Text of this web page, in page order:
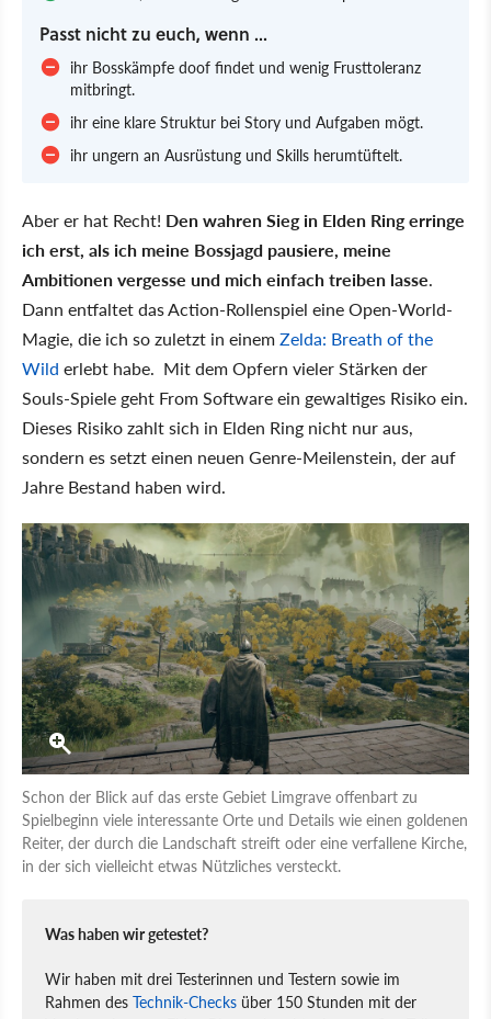
Passt nicht zu euch, wenn ...
ihr Bosskämpfe doof findet und wenig Frusttoleranz
mitbringt.
ihr eine klare Struktur bei Story und Aufgaben mögt.
ihr ungern an Ausrüstung und Skills herumtüftelt.
Aber er hat Recht! Den wahren Sieg in Elden Ring erringe
ich erst, als ich meine Bossjagd pausiere, meine
Ambitionen vergesse und mich einfach treiben lasse.
Dann entfaltet das Action-Rollenspiel eine Open-World-
Magie, die ich so zuletzt in einemZelda: Breath of the
Wild erlebt habe. Mit dem Opfern vieler Stärken der
Souls-Spiele geht From Software ein gewaltiges Risiko ein.
Dieses Risiko zahlt sich in Elden Ring nicht nur aus,
sondern es setzt einen neuen Genre-Meilenstein, der auf
Jahre Bestand haben wird.
Schon der Blick auf das erste Gebiet Limgrave offenbart zu
Spielbeginn viele interessante Orte und Details wie einen goldenen
Reiter, der durch die Landschaft streift oder eine verfallene Kirche,
in der sich vielleicht etwas Nützliches versteckt.
Was haben wir getestet?
Wir haben mit drei Testerinnen und Testern sowie im
Rahmen des Technik-Checks über 150 Stunden mit der